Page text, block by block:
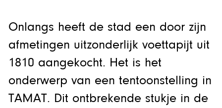
Onlangs heeft de stad een door zijn
afmetingen uitzonderlijk voettapijt uit
1810 aangekocht. Het is het
onderwerp van een tentoonstelling in
TAMAT. Dit ontbrekende stukje in de